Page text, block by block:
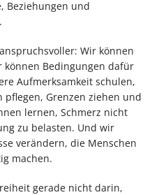
Beziehungen und
Wir können
können Bedingungen dafür
Aufmerksamkeit schulen,
pflegen, Grenzen ziehen und
lernen, Schmerz nicht
zu belasten. Und wir
verändern, die Menschen
machen.
gerade nicht darin,